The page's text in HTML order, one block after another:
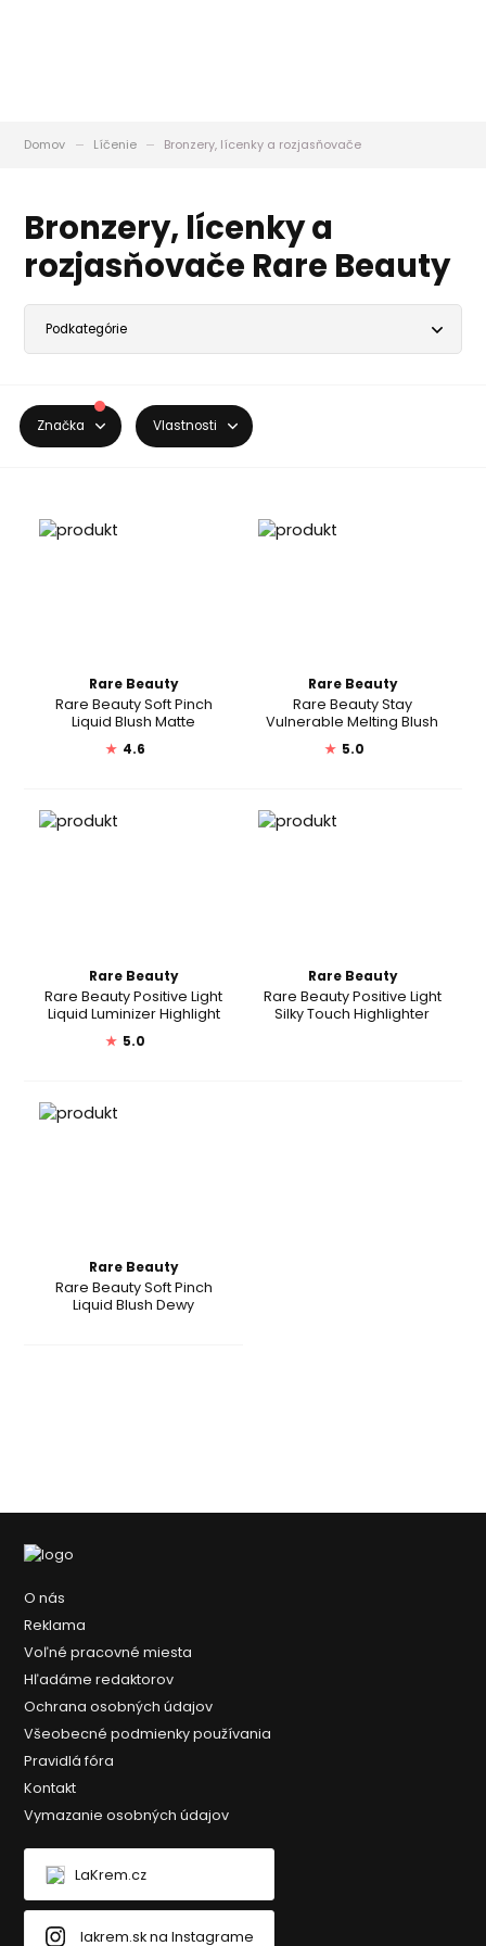
Domov Líčenie Bronzery, lícenky a rozjasňovače
Bronzery, lícenky a
rozjasňovače Rare Beauty
Značka Vlastnosti
Rare Beauty
Rare Beauty Soft Pinch
Liquid Blush Matte
★ 4.6
Rare Beauty
Rare Beauty Stay
Vulnerable Melting Blush
★ 5.0
Rare Beauty
Rare Beauty Positive Light
Liquid Luminizer Highlight
★ 5.0
Rare Beauty
Rare Beauty Positive Light
Silky Touch Highlighter
Rare Beauty
Rare Beauty Soft Pinch
Liquid Blush Dewy
O nás
Reklama
Voľné pracovné miesta
Hľadáme redaktorov
Ochrana osobných údajov
Všeobecné podmienky používania
Pravidlá fóra
Kontakt
Vymazanie osobných údajov
LaKrem.cz
lakrem.sk na Instagrame